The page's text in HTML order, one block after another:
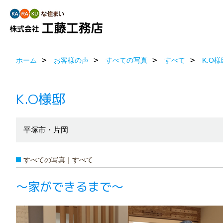
ホーム お客様の声 すべての写真 すべて K.O様
K.O様邸
平塚市・片岡
すべての写真｜すべて
〜家ができるまで〜